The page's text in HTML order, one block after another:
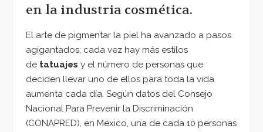
en la industria cosmética.
El arte de pigmentar la piel ha avanzado a pasos
agigantados; cada vez hay más estilos
de tatuajes y el número de personas que
deciden llevar uno de ellos para toda la vida
aumenta cada día. Según datos del Consejo
Nacional Para Prevenir la Discriminación
(CONAPRED), en México, una de cada 10 personas